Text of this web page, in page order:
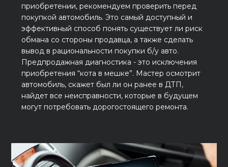
приобретении, рекомендуем проверить перед
покупкой автомобиль. Это самый доступный и
эффективный способ понять существует ли риск
обмана со стороны продавца, а также сделать
вывод в рациональности покупки б/у авто.
Предпродажная диагностика - это исключения
приобретения “кота в мешке”. Мастер осмотрит
автомобиль, скажет был ли он ранее в ДТП,
найдет все неисправности, которые в будущем
могут потребовать дорогостоящего ремонта.